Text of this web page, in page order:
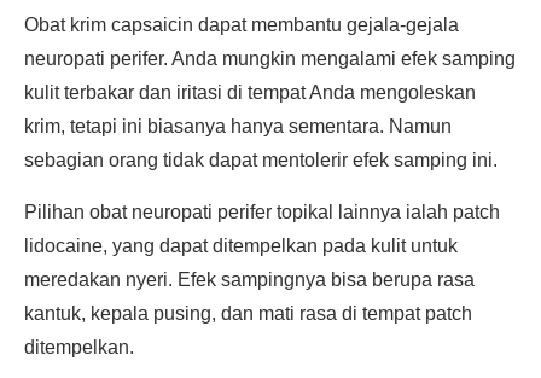
Obat krim capsaicin dapat membantu gejala-gejala
neuropati perifer. Anda mungkin mengalami efek samping
kulit terbakar dan iritasi di tempat Anda mengoleskan
krim, tetapi ini biasanya hanya sementara. Namun
sebagian orang tidak dapat mentolerir efek samping ini.
Pilihan obat neuropati perifer topikal lainnya ialah patch
lidocaine, yang dapat ditempelkan pada kulit untuk
meredakan nyeri. Efek sampingnya bisa berupa rasa
kantuk, kepala pusing, dan mati rasa di tempat patch
ditempelkan.